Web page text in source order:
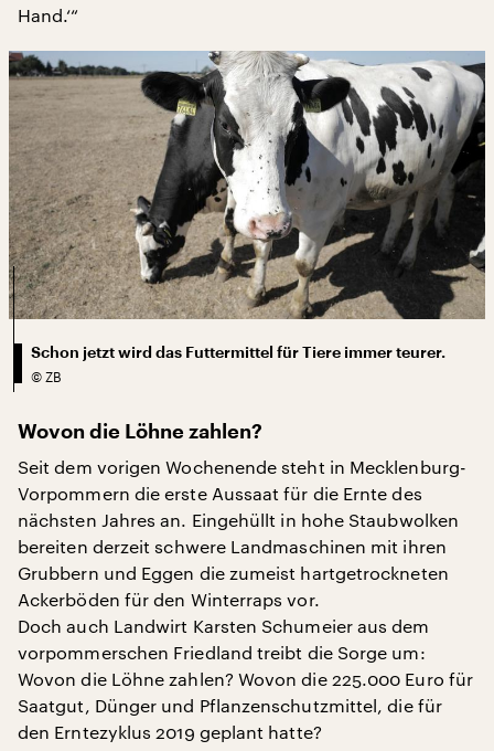
Hand.‘“
Schon jetzt wird das Futtermittel für Tiere immer teurer.
© ZB
Wovon die Löhne zahlen?
Seit dem vorigen Wochenende steht in Mecklenburg-
Vorpommern die erste Aussaat für die Ernte des
nächsten Jahres an. Eingehüllt in hohe Staubwolken
bereiten derzeit schwere Landmaschinen mit ihren
Grubbern und Eggen die zumeist hartgetrockneten
Ackerböden für den Winterraps vor.
Doch auch Landwirt Karsten Schumeier aus dem
vorpommerschen Friedland treibt die Sorge um:
Wovon die Löhne zahlen? Wovon die 225.000 Euro für
Saatgut, Dünger und Pflanzenschutzmittel, die für
den Erntezyklus 2019 geplant hatte?